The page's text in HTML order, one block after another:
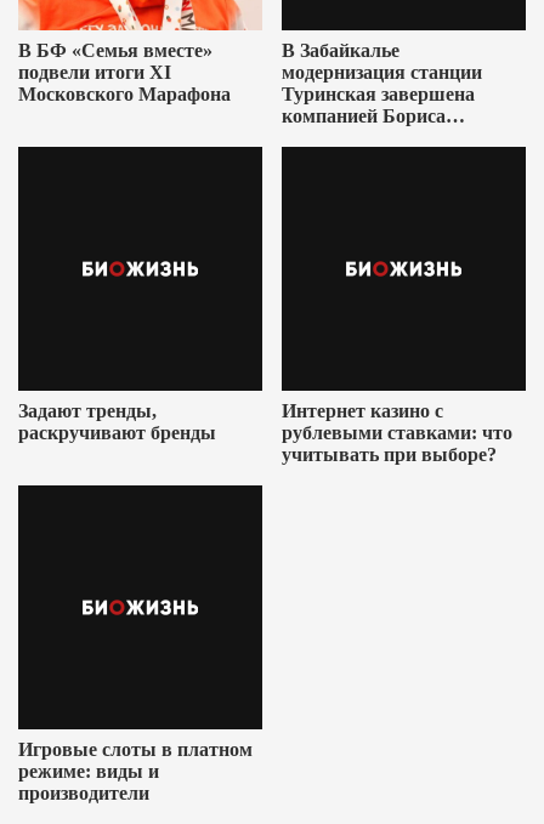
В БФ «Семья вместе»
подвели итоги XI
Московского Марафона
В Забайкалье
модернизация станции
Туринская завершена
компанией Бориса
Задают тренды,
раскручивают бренды
Интернет казино с
рублевыми ставками: что
учитывать при выборе?
Игровые слоты в платном
режиме: виды и
производители